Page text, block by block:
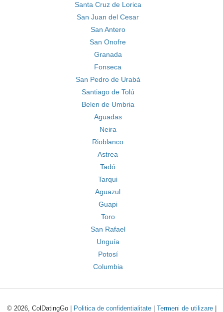
Santa Cruz de Lorica
San Juan del Cesar
San Antero
San Onofre
Granada
Fonseca
San Pedro de Urabá
Santiago de Tolú
Belen de Umbria
Aguadas
Neira
Rioblanco
Astrea
Tadó
Tarqui
Aguazul
Guapi
Toro
San Rafael
Unguía
Potosí
Columbia
© 2026, ColDatingGo | Politica de confidentialitate| Termeni de utilizare|